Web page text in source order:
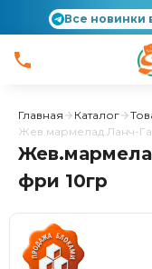
Все новинки
Главная Каталог
Жев.мармелад Ланч-
фри 10гр